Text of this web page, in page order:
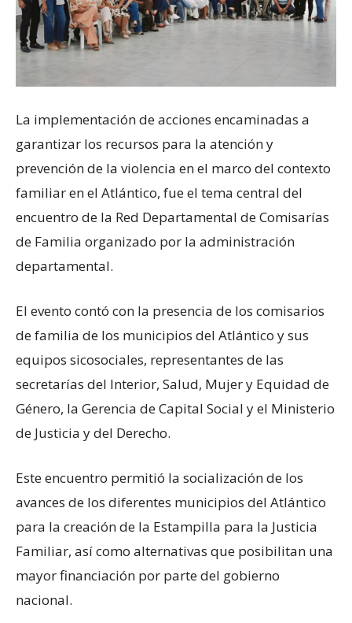
La implementación de acciones encaminadas a
garantizar los recursos para la atención y
prevención de la violencia en el marco del contexto
familiar en el Atlántico, fue el tema central del
encuentro de la Red Departamental de Comisarías
de Familia organizado por la administración
departamental.
El evento contó con la presencia de los comisarios
de familia de los municipios del Atlántico y sus
equipos sicosociales, representantes de las
secretarías del Interior, Salud, Mujer y Equidad de
Género, la Gerencia de Capital Social y el Ministerio
de Justicia y del Derecho.
Este encuentro permitió la socialización de los
avances de los diferentes municipios del Atlántico
para la creación de la Estampilla para la Justicia
Familiar, así como alternativas que posibilitan una
mayor financiación por parte del gobierno
nacional.